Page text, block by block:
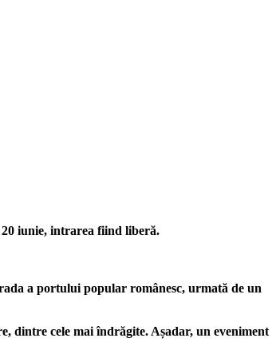
20 iunie, intrarea fiind liberă.
a portului popular românesc, urmată de un
dintre cele mai îndrăgite. Așadar, un eveniment